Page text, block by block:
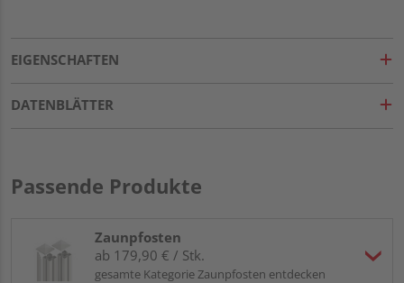
EIGENSCHAFTEN
DATENBLÄTTER
Passende Produkte
Zaunpfosten
ab 179,90 € / Stk.
gesamte Kategorie Zaunpfosten entdecken